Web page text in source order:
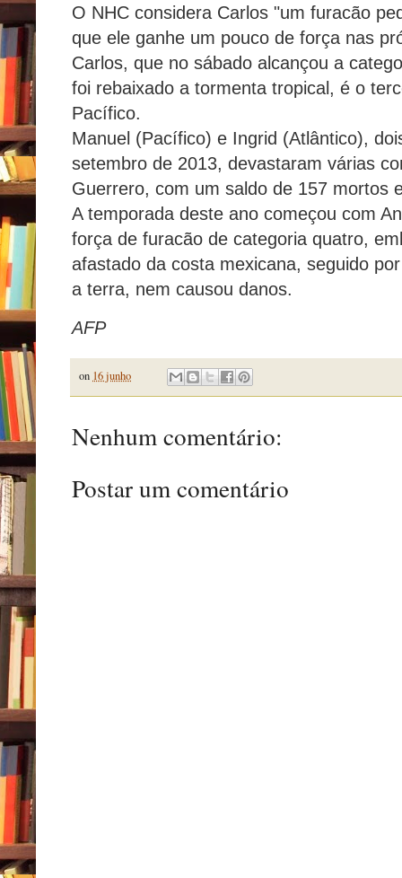
O NHC considera Carlos "um furacão
que ele ganhe um pouco de força nas
Carlos, que no sábado alcançou a
foi rebaixado a tormenta tropical, é o
Pacífico.
Manuel (Pacífico) e Ingrid (Atlântico),
setembro de 2013, devastaram várias
Guerrero, com um saldo de 157 mortos
A temporada deste ano começou com
força de furacão de categoria quatro,
afastado da costa mexicana, seguido
a terra, nem causou danos.
AFP
on 16 junho
Nenhum comentário:
Postar um comentário